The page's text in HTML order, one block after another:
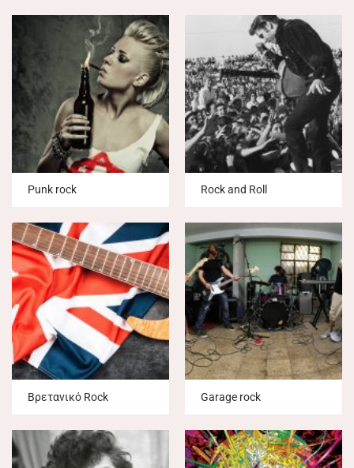
Punk rock Rock and Roll
Βρετανικό Rock Garage rock